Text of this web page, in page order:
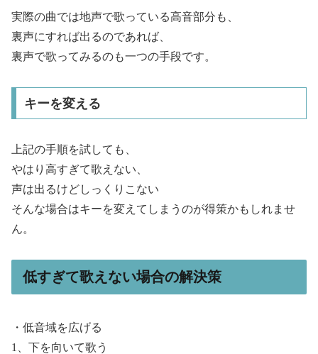
実際の曲では地声で歌っている高音部分も、
裏声にすれば出るのであれば、
裏声で歌ってみるのも一つの手段です。
キーを変える
上記の手順を試しても、
やはり高すぎて歌えない、
声は出るけどしっくりこない
そんな場合はキーを変えてしまうのが得策かもしれませ
ん。
低すぎて歌えない場合の解決策
・低音域を広げる
1、下を向いて歌う